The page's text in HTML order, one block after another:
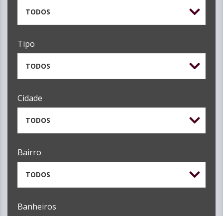
TODOS
Tipo
TODOS
Cidade
TODOS
Bairro
TODOS
Banheiros